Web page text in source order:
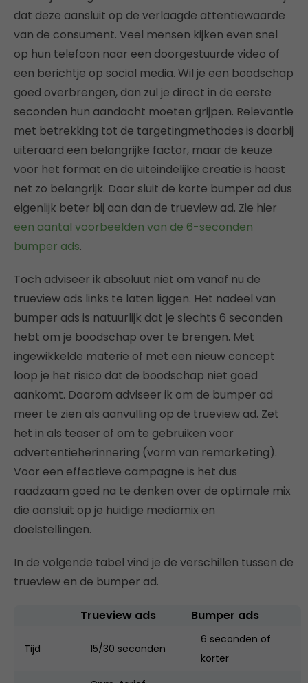
dat deze aansluit op de verlaagde attentiewaarde
van de consument. Veel mensen kijken even snel
op hun telefoon naar een doorgestuurde video of
een berichtje op social media. Wil je een boodschap
goed overbrengen, dan zul je direct in de eerste
seconden hun aandacht moeten grijpen. Relevantie
met betrekking tot de targetingmethodes is daarbij
uiteraard een belangrijke factor, maar de keuze
voor het format en de uiteindelijke creatie is haast
net zo belangrijk. Daar sluit de korte bumper ad dus
eigenlijk beter bij aan dan de trueview ad. Zie hier
een aantal voorbeelden van de 6-seconden
bumper ads.
Toch adviseer ik absoluut niet om vanaf nu de
trueview ads links te laten liggen. Het nadeel van
bumper ads is natuurlijk dat je slechts 6 seconden
hebt om je boodschap over te brengen. Met
ingewikkelde materie of met een nieuw concept
loop je het risico dat de boodschap niet goed
aankomt. Daarom adviseer ik om de bumper ad
meer te zien als aanvulling op de trueview ad. Zet
het in als teaser of om te gebruiken voor
advertentieherinnering (vorm van remarketing).
Voor een effectieve campagne is het dus
raadzaam goed na te denken over de optimale mix
die aansluit op je huidige mediamix en
doelstellingen.
In de volgende tabel vind je de verschillen tussen de
trueview en de bumper ad.
Trueview ads Bumper ads
Tijd 15/30 seconden
6 seconden of
korter